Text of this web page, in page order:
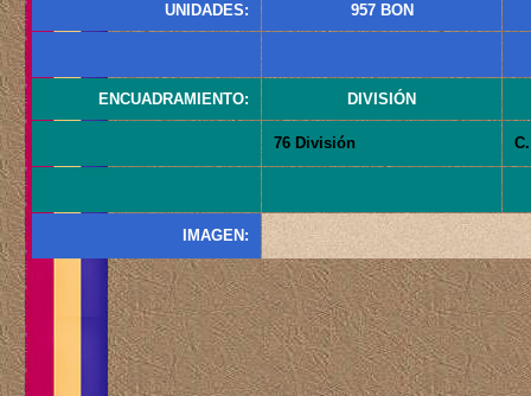
UNIDADES: 957 BON
ENCUADRAMIENTO: DIVISIÓN
76 División
IMAGEN: